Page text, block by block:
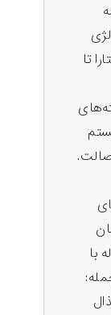
تا
100 مقاله با